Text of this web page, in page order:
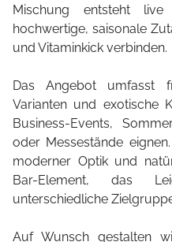
Mischung entsteht
hochwertige, saisonale
und Vitaminkick verbinden.
Das Angebot umfasst
Varianten und exotische
Business-Events,
oder Messestände
moderner Optik und
Bar-Element, das
unterschiedliche
Auf Wunsch gestalten